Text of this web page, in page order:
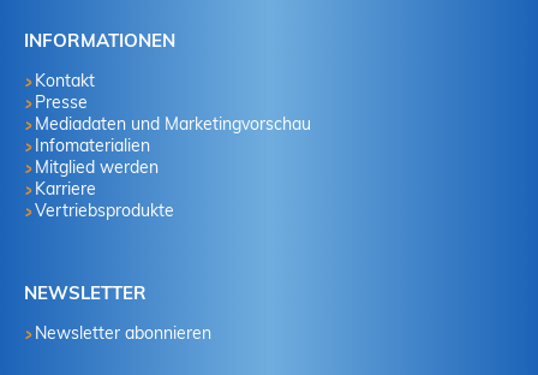
INFORMATIONEN
Kontakt
Presse
Mediadaten und Marketingvorschau
Infomaterialien
Mitglied werden
Karriere
Vertriebsprodukte
NEWSLETTER
Newsletter abonnieren